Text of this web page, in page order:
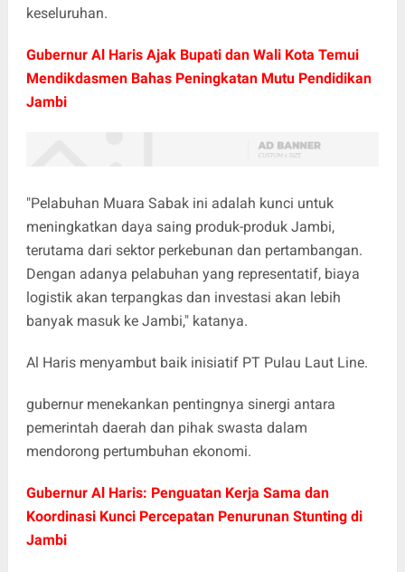
keseluruhan.
Gubernur Al Haris Ajak Bupati dan Wali Kota Temui
Mendikdasmen Bahas Peningkatan Mutu Pendidikan
Jambi
"Pelabuhan Muara Sabak ini adalah kunci untuk
meningkatkan daya saing produk-produk Jambi,
terutama dari sektor perkebunan dan pertambangan.
Dengan adanya pelabuhan yang representatif, biaya
logistik akan terpangkas dan investasi akan lebih
banyak masuk ke Jambi," katanya.
Al Haris menyambut baik inisiatif PT Pulau Laut Line.
gubernur menekankan pentingnya sinergi antara
pemerintah daerah dan pihak swasta dalam
mendorong pertumbuhan ekonomi.
Gubernur Al Haris: Penguatan Kerja Sama dan
Koordinasi Kunci Percepatan Penurunan Stunting di
Jambi